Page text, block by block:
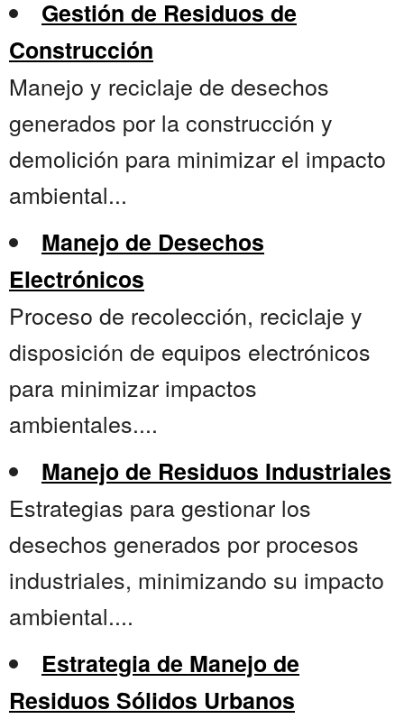
Gestión de Residuos de
Construcción
Manejo y reciclaje de desechos
generados por la construcción y
demolición para minimizar el impacto
ambiental...
Manejo de Desechos
Electrónicos
Proceso de recolección, reciclaje y
disposición de equipos electrónicos
para minimizar impactos
ambientales....
Manejo de Residuos Industriales
Estrategias para gestionar los
desechos generados por procesos
industriales, minimizando su impacto
ambiental....
Estrategia de Manejo de
Residuos Sólidos Urbanos